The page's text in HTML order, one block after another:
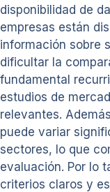
disponibilidad de
empresas están
información sobre
dificultar la
fundamental
estudios de
relevantes.
puede variar
sectores, lo que
evaluación. Por lo
criterios claros y